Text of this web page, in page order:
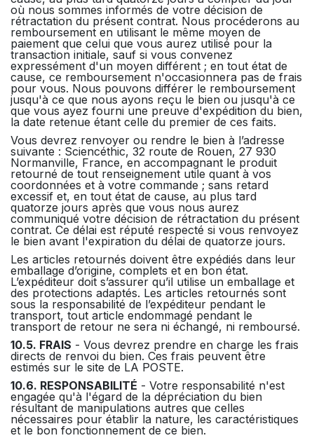
où nous sommes informés de votre décision de
rétractation du présent contrat. Nous procéderons au
remboursement en utilisant le même moyen de
paiement que celui que vous aurez utilisé pour la
transaction initiale, sauf si vous convenez
expressément d'un moyen différent ; en tout état de
cause, ce remboursement n'occasionnera pas de frais
pour vous. Nous pouvons différer le remboursement
jusqu'à ce que nous ayons reçu le bien ou jusqu'à ce
que vous ayez fourni une preuve d'expédition du bien,
la date retenue étant celle du premier de ces faits.
Vous devrez renvoyer ou rendre le bien à l’adresse
suivante : Sciencéthic, 32 route de Rouen, 27 930
Normanville, France, en accompagnant le produit
retourné de tout renseignement utile quant à vos
coordonnées et à votre commande ; sans retard
excessif et, en tout état de cause, au plus tard
quatorze jours après que vous nous aurez
communiqué votre décision de rétractation du présent
contrat. Ce délai est réputé respecté si vous renvoyez
le bien avant l'expiration du délai de quatorze jours.
Les articles retournés doivent être expédiés dans leur
emballage d’origine, complets et en bon état.
L’expéditeur doit s’assurer qu’il utilise un emballage et
des protections adaptés. Les articles retournés sont
sous la responsabilité de l’expéditeur pendant le
transport, tout article endommagé pendant le
transport de retour ne sera ni échangé, ni remboursé.
10.5. FRAIS - Vous devrez prendre en charge les frais
directs de renvoi du bien. Ces frais peuvent être
estimés sur le site de LA POSTE.
10.6. RESPONSABILITÉ - Votre responsabilité n'est
engagée qu'à l'égard de la dépréciation du bien
résultant de manipulations autres que celles
nécessaires pour établir la nature, les caractéristiques
et le bon fonctionnement de ce bien.